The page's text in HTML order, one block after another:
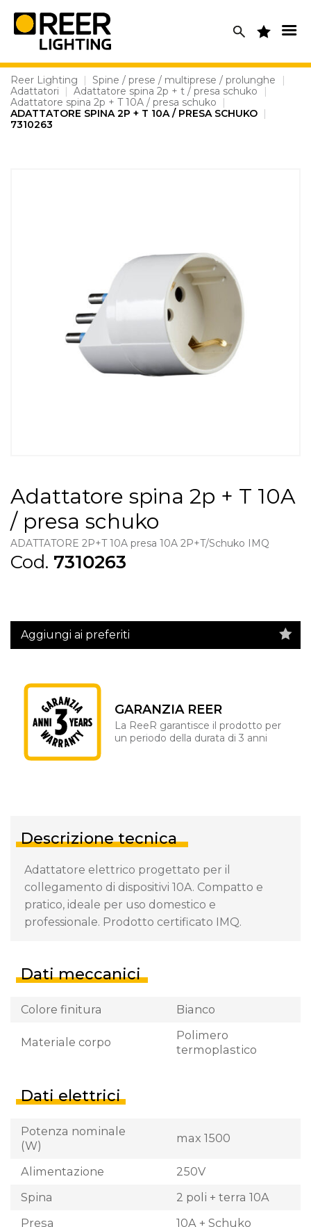
content
Reer Lighting | Spine / prese / multiprese / prolunghe
|
Adattatori
| Adattatore spina 2p + t / presa schuko
|
Adattatore spina 2p + T 10A / presa schuko
|
ADATTATORE SPINA 2P + T 10A / PRESA SCHUKO |
7310263
Adattatore spina 2p + T 10A
/ presa schuko
ADATTATORE 2P+T 10A presa 10A 2P+T/Schuko IMQ
Cod. 7310263
Aggiungi ai preferiti
GARANZIA REER
La ReeR garantisce il prodotto per
un periodo della durata di 3 anni
Descrizione tecnica
Adattatore elettrico progettato per il
collegamento di dispositivi 10A. Compatto e
pratico, ideale per uso domestico e
professionale. Prodotto certificato IMQ.
Dati meccanici
Colore finitura Bianco
Materiale corpo
Polimero
termoplastico
Dati elettrici
Potenza nominale
(W)
max 1500
Alimentazione
250V
Spina
2 poli + terra 10A
Presa
10A + Schuko